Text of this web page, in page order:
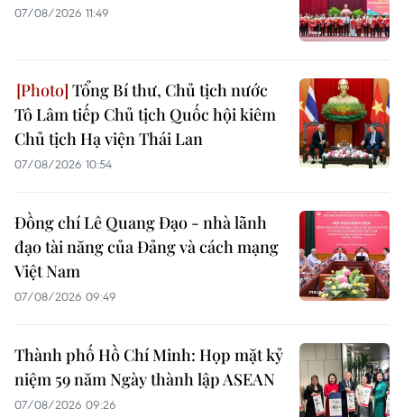
07/08/2026 11:49
Tổng Bí thư, Chủ tịch nước
Tô Lâm tiếp Chủ tịch Quốc hội kiêm
Chủ tịch Hạ viện Thái Lan
07/08/2026 10:54
Đồng chí Lê Quang Đạo - nhà lãnh
đạo tài năng của Đảng và cách mạng
Việt Nam
07/08/2026 09:49
Thành phố Hồ Chí Minh: Họp mặt kỷ
niệm 59 năm Ngày thành lập ASEAN
07/08/2026 09:26